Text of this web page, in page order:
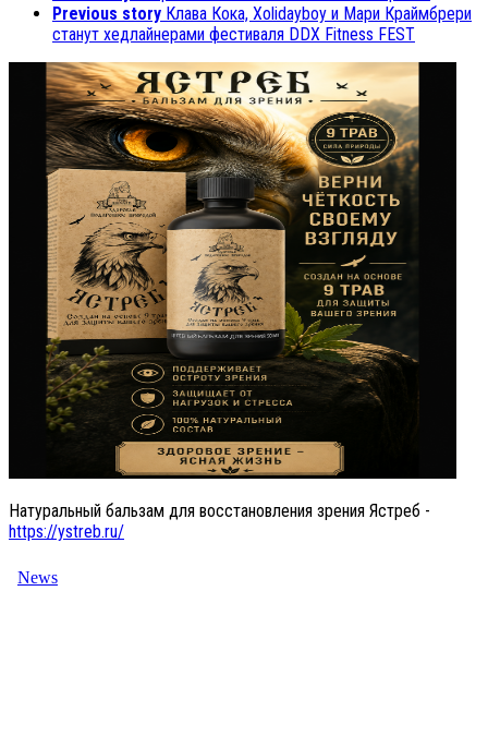
Previous story Клава Кока, Xolidayboy и Мари Краймбрери
станут хедлайнерами фестиваля DDX Fitness FEST
Натуральный бальзам для восстановления зрения Ястреб -
https://ystreb.ru/